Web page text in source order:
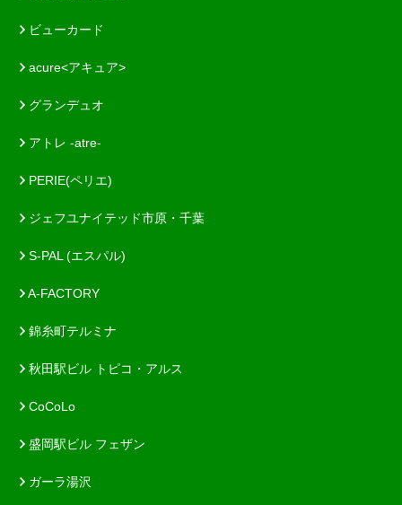
ビューカード
acure<アキュア>
グランデュオ
アトレ -atre-
PERIE(ペリエ)
ジェフユナイテッド市原・千葉
S-PAL (エスパル)
A-FACTORY
錦糸町テルミナ
秋田駅ビル トピコ・アルス
CoCoLo
盛岡駅ビル フェザン
ガーラ湯沢